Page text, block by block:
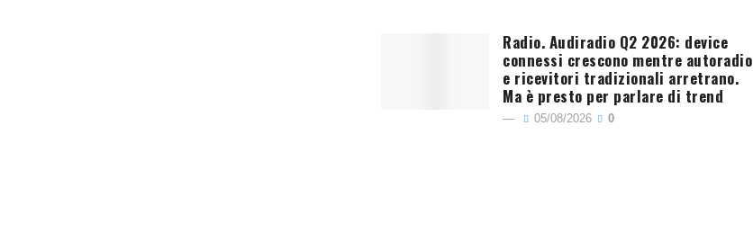
Radio. Audiradio Q2 2026: device
connessi crescono mentre autoradio
e ricevitori tradizionali arretrano.
Ma è presto per parlare di trend
05/08/2026 0